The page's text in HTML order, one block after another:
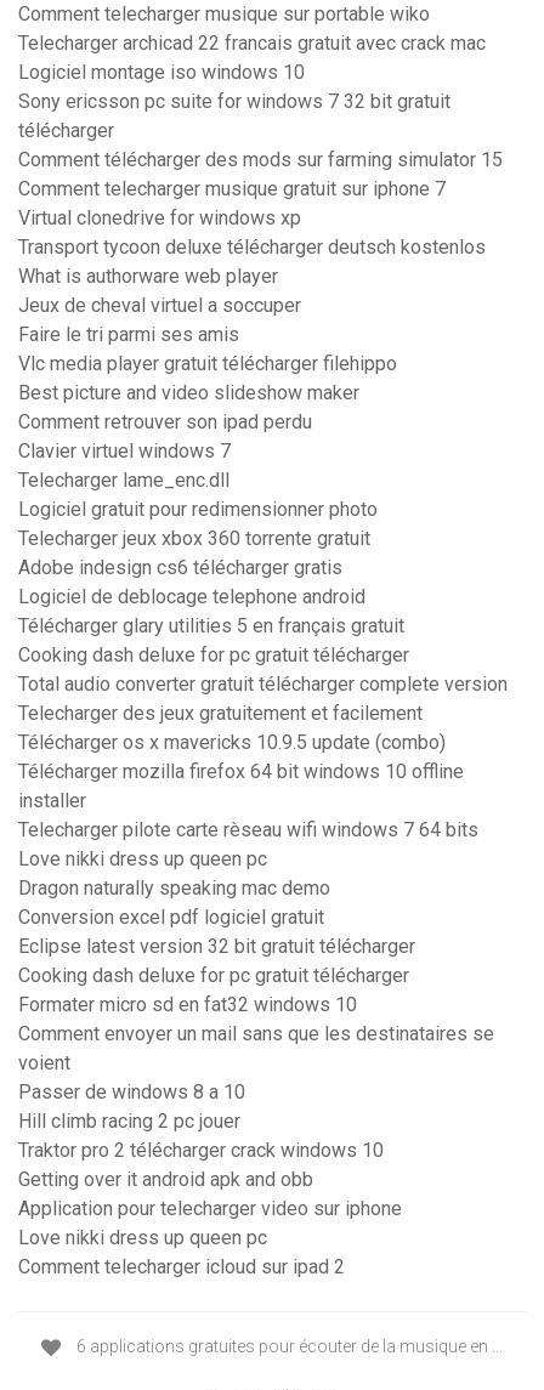
Comment telecharger musique sur portable wiko
Telecharger archicad 22 francais gratuit avec crack mac
Logiciel montage iso windows 10
Sony ericsson pc suite for windows 7 32 bit gratuit
télécharger
Comment télécharger des mods sur farming simulator 15
Comment telecharger musique gratuit sur iphone 7
Virtual clonedrive for windows xp
Transport tycoon deluxe télécharger deutsch kostenlos
What is authorware web player
Jeux de cheval virtuel a soccuper
Faire le tri parmi ses amis
Vlc media player gratuit télécharger filehippo
Best picture and video slideshow maker
Comment retrouver son ipad perdu
Clavier virtuel windows 7
Telecharger lame_enc.dll
Logiciel gratuit pour redimensionner photo
Telecharger jeux xbox 360 torrente gratuit
Adobe indesign cs6 télécharger gratis
Logiciel de deblocage telephone android
Télécharger glary utilities 5 en français gratuit
Cooking dash deluxe for pc gratuit télécharger
Total audio converter gratuit télécharger complete version
Telecharger des jeux gratuitement et facilement
Télécharger os x mavericks 10.9.5 update (combo)
Télécharger mozilla firefox 64 bit windows 10 offline
installer
Telecharger pilote carte rèseau wifi windows 7 64 bits
Love nikki dress up queen pc
Dragon naturally speaking mac demo
Conversion excel pdf logiciel gratuit
Eclipse latest version 32 bit gratuit télécharger
Cooking dash deluxe for pc gratuit télécharger
Formater micro sd en fat32 windows 10
Comment envoyer un mail sans que les destinataires se
voient
Passer de windows 8 a 10
Hill climb racing 2 pc jouer
Traktor pro 2 télécharger crack windows 10
Getting over it android apk and obb
Application pour telecharger video sur iphone
Love nikki dress up queen pc
Comment telecharger icloud sur ipad 2
6 applications gratuites pour écouter de la musique en ...